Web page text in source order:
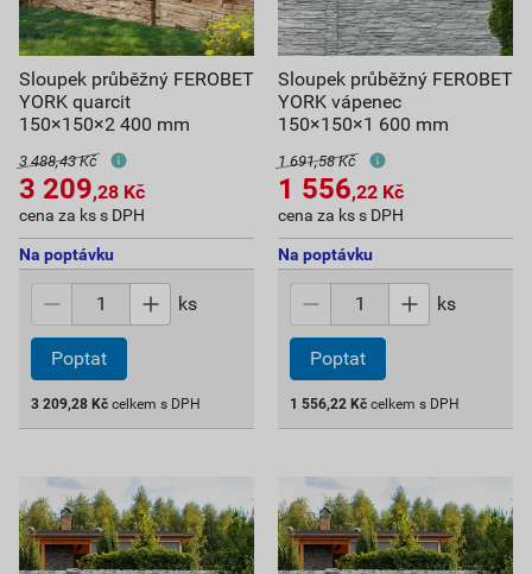
Sloupek průběžný FEROBET
YORK quarcit
150×150×2 400 mm
3 488,43 Kč
3 209,28 Kč
cena za ks s DPH
Na poptávku
ks
Poptat
3 209,28 Kč celkem s DPH
Sloupek průběžný FEROBET
YORK vápenec
150×150×1 600 mm
1 691,58 Kč
1 556,22 Kč
cena za ks s DPH
Na poptávku
ks
Poptat
1 556,22 Kč celkem s DPH